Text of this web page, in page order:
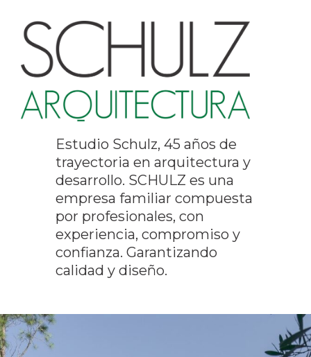
Estudio Schulz, 45 años de
trayectoria en arquitectura y
desarrollo. SCHULZ es una
empresa familiar compuesta
por profesionales, con
experiencia, compromiso y
confianza. Garantizando
calidad y diseño.